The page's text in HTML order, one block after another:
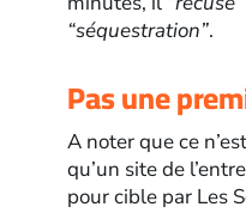
“séquestration”.
Pas une
A noter que ce
qu’un site de
pour cible par Les